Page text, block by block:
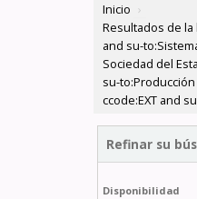
Inicio ›
Resultados de la
and su-
Sociedad del
su-
ccode:EXT and
Refinar su
Disponibilidad